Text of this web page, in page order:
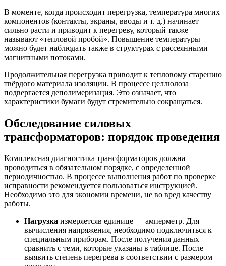
В моменте, когда происходит перегрузка, температура многих
компонентов (контакты, экраны, вводы и т. д.) начинает
сильно расти и приводит к перегреву, который также
называют «тепловой пробой». Повышение температуры
можно будет наблюдать также в структурах с рассеянными
магнитными потоками.
Продолжительная перегрузка приводит к тепловому старению
твёрдого материала изоляции. В процессе целлюлоза
подвергается деполимеризация. Это означает, что
характеристики бумаги будут стремительно сокращаться.
Обследование силовых
трансформаторов: порядок проведения
Комплексная диагностика трансформаторов должна
проводиться в обязательном порядке, с определенной
периодичностью. В процессе выполнения работ по проверке
исправности рекомендуется пользоваться инструкцией.
Необходимо это для экономии времени, не во вред качеству
работы.
Нагрузка измеряетсяв единице — амперметр. Для
вычисления напряжения, необходимо подключиться к
специальным приборам. После получения данных
сравнить с теми, которые указаны в таблице. После
выявить степень перегрева в соответствии с размером